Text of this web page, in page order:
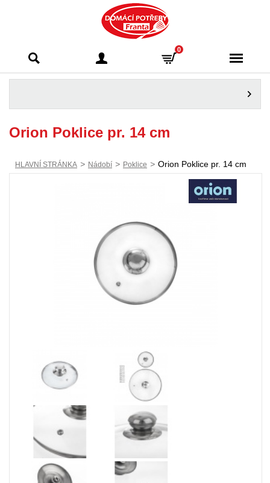
Franta - Příbram
0
Orion Poklice pr. 14 cm
HLAVNÍ STRÁNKA > Nádobí > Poklice > Orion Poklice pr. 14 cm